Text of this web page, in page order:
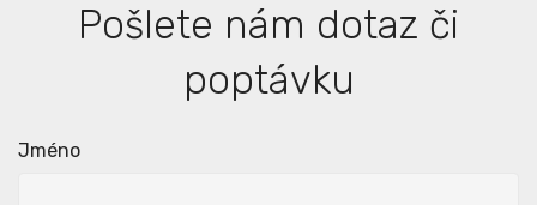
Pošlete nám dotaz či
poptávku
Jméno